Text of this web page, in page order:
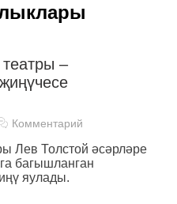
–
Комментарий
Лев Толстой әсәрләре
багышланган
яулады.